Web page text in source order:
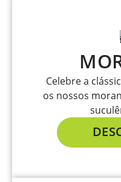
Celebre a
os nossos